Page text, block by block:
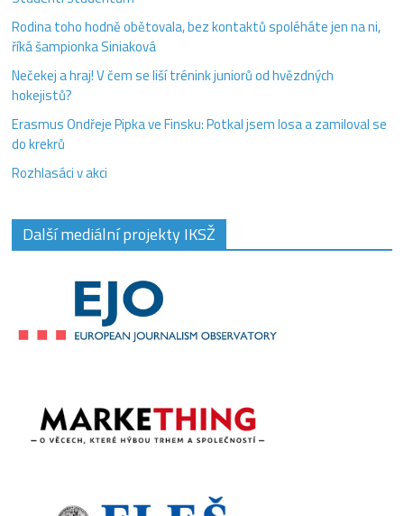
Rodina toho hodně obětovala, bez kontaktů spoléháte jen na ni,
říká šampionka Siniaková
Nečekej a hraj! V čem se liší trénink juniorů od hvězdných
hokejistů?
Erasmus Ondřeje Pipka ve Finsku: Potkal jsem losa a zamiloval se
do krekrů
Rozhlasáci v akci
Další mediální projekty IKSŽ